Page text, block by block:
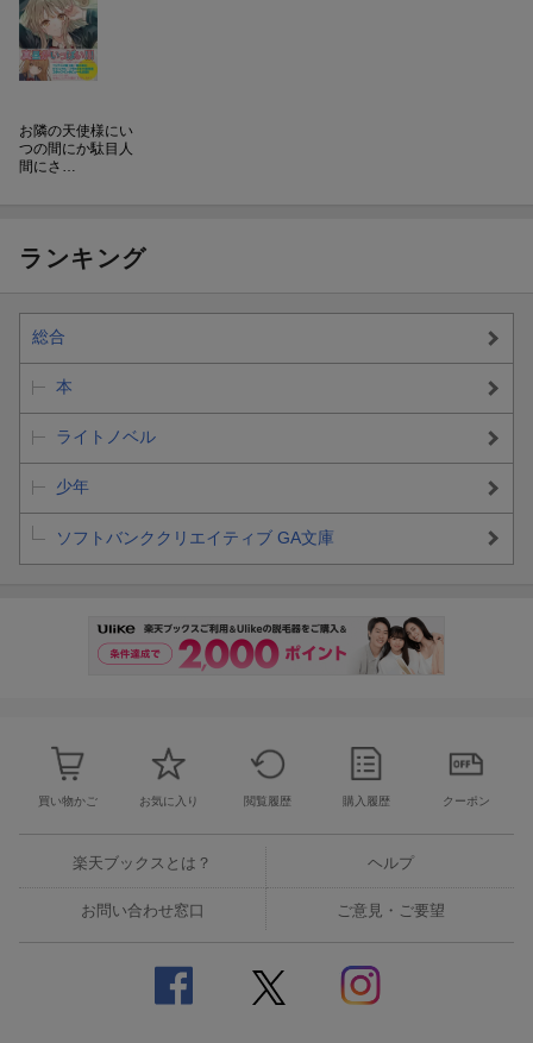
お隣の天使様にい
つの間にか駄目人
間にさ…
ランキング
総合
本
ライトノベル
少年
ソフトバンククリエイティブ GA文庫
買い物かご お気に入り 閲覧履歴 購入履歴 クーポン
楽天ブックスとは？ ヘルプ
お問い合わせ窓口 ご意見・ご要望